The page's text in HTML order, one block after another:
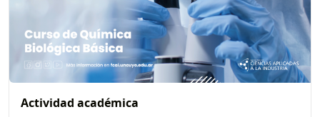
Actividad académica